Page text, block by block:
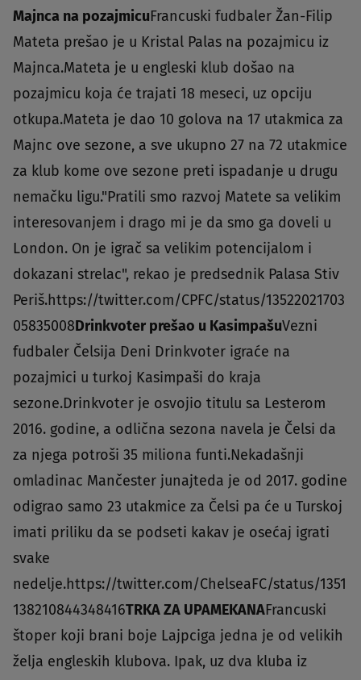
Majnca na pozajmicuFrancuski fudbaler Žan-Filip
Mateta prešao je u Kristal Palas na pozajmicu iz
Majnca.Mateta je u engleski klub došao na
pozajmicu koja će trajati 18 meseci, uz opciju
otkupa.Mateta je dao 10 golova na 17 utakmica za
Majnc ove sezone, a sve ukupno 27 na 72 utakmice
za klub kome ove sezone preti ispadanje u drugu
nemačku ligu."Pratili smo razvoj Matete sa velikim
interesovanjem i drago mi je da smo ga doveli u
London. On je igrač sa velikim potencijalom i
dokazani strelac", rekao je predsednik Palasa Stiv
Periš.https://twitter.com/CPFC/status/13522021703
05835008Drinkvoter prešao u KasimpašuVezni
fudbaler Čelsija Deni Drinkvoter igraće na
pozajmici u turkoj Kasimpaši do kraja
sezone.Drinkvoter je osvojio titulu sa Lesterom
2016. godine, a odlična sezona navela je Čelsi da
za njega potroši 35 miliona funti.Nekadašnji
omladinac Mančester junajteda je od 2017. godine
odigrao samo 23 utakmice za Čelsi pa će u Turskoj
imati priliku da se podseti kakav je osećaj igrati
svake
nedelje.https://twitter.com/ChelseaFC/status/1351
138210844348416TRKA ZA UPAMEKANAFrancuski
štoper koji brani boje Lajpciga jedna je od velikih
želja engleskih klubova. Ipak, uz dva kluba iz